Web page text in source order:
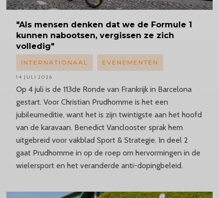
"Als mensen denken dat we de Formule 1
kunnen nabootsen, vergissen ze zich
volledig"
Op 4 juli is de 113de Ronde van Frankrijk in Barcelona
gestart. Voor Christian Prudhomme is het een
jubileumeditie, want het is zijn twintigste aan het hoofd
van de karavaan. Benedict Vanclooster sprak hem
uitgebreid voor vakblad Sport & Strategie. In deel 2
gaat Prudhomme in op de roep om hervormingen in de
wielersport en het veranderde anti-dopingbeleid.
INTERNATIONAAL EVENEMENTEN
14 JULI 2026